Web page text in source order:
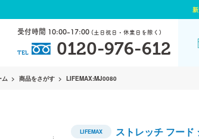
受付時間 10:00-17:00 (土日祝日・休業日を除く)
TEL 0120-976-612
ム 商品をさがす LIFEMAX:MJ0080
LIFEMAX ストレッチ フード